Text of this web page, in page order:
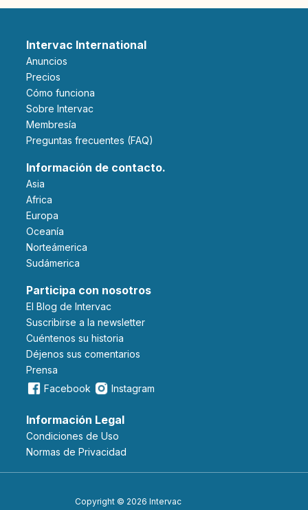
Intervac International
Anuncios
Precios
Cómo funciona
Sobre Intervac
Membresía
Preguntas frecuentes (FAQ)
Información de contacto.
Asia
Africa
Europa
Oceanía
Norteámerica
Sudámerica
Participa con nosotros
El Blog de Intervac
Suscribirse a la newsletter
Cuéntenos su historia
Déjenos sus comentarios
Prensa
Facebook
Instagram
Información Legal
Condiciones de Uso
Normas de Privacidad
Copyright © 2026 Intervac